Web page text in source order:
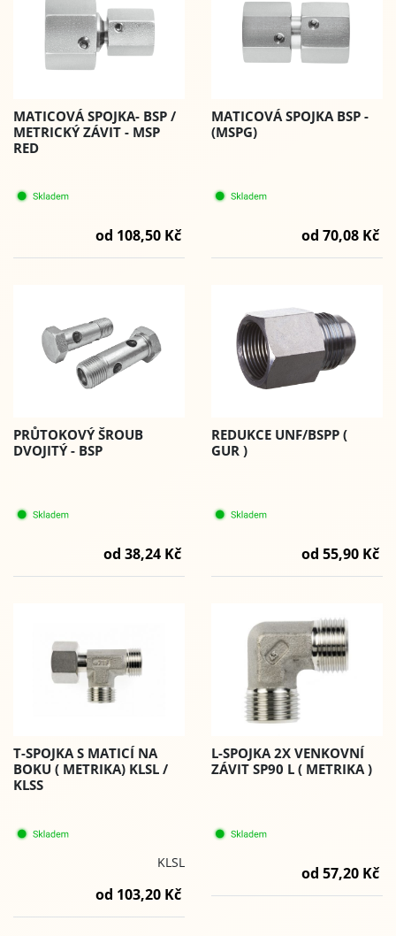
MATICOVÁ SPOJKA- BSP /
METRICKÝ ZÁVIT - MSP
RED
od 108,50 Kč
MATICOVÁ SPOJKA BSP -
(MSPG)
od 70,08 Kč
PRŮTOKOVÝ ŠROUB
DVOJITÝ - BSP
od 38,24 Kč
REDUKCE UNF/BSPP (
GUR )
od 55,90 Kč
T-SPOJKA S MATICÍ NA
BOKU ( METRIKA) KLSL /
KLSS
KLSL
od 103,20 Kč
L-SPOJKA 2X VENKOVNÍ
ZÁVIT SP90 L ( METRIKA )
od 57,20 Kč